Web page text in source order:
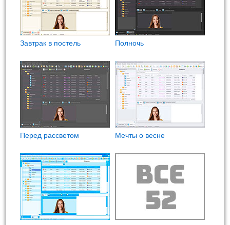
Завтрак в постель Полночь
Перед рассветом Мечты о весне